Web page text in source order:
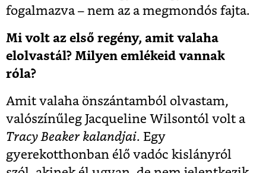
fogalmazva – nem az a megmondós fajta.
Mi volt az első regény, amit valaha
elolvastál? Milyen emlékeid vannak
róla?
Amit valaha önszántamból olvastam,
valószínűleg Jacqueline Wilsontól volt a
Tracy Beaker kalandjai. Egy
gyerekotthonban élő vadóc kislányról